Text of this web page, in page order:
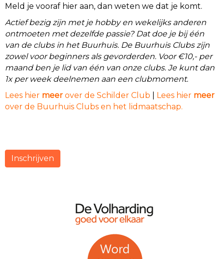
Meld je vooraf hier aan, dan weten we dat je komt.
Actief bezig zijn met je hobby en wekelijks anderen
ontmoeten met dezelfde passie? Dat doe je bij één
van de clubs in het Buurhuis. De Buurhuis Clubs zijn
zowel voor beginners als gevorderden. Voor €10,- per
maand ben je lid van één van onze clubs. Je kunt dan
1x per week deelnemen aan een clubmoment.
Lees hier meer over de Schilder Club Lees hier meer
over de Buurhuis Clubs en het lidmaatschap.
Inschrijven